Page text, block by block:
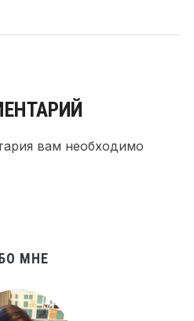
вам необходимо
МНЕ